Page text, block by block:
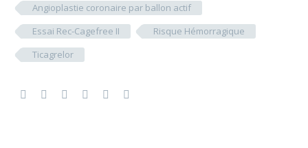
Angioplastie coronaire par ballon actif
Essai Rec-Cagefree II
Risque Hémorragique
Ticagrelor